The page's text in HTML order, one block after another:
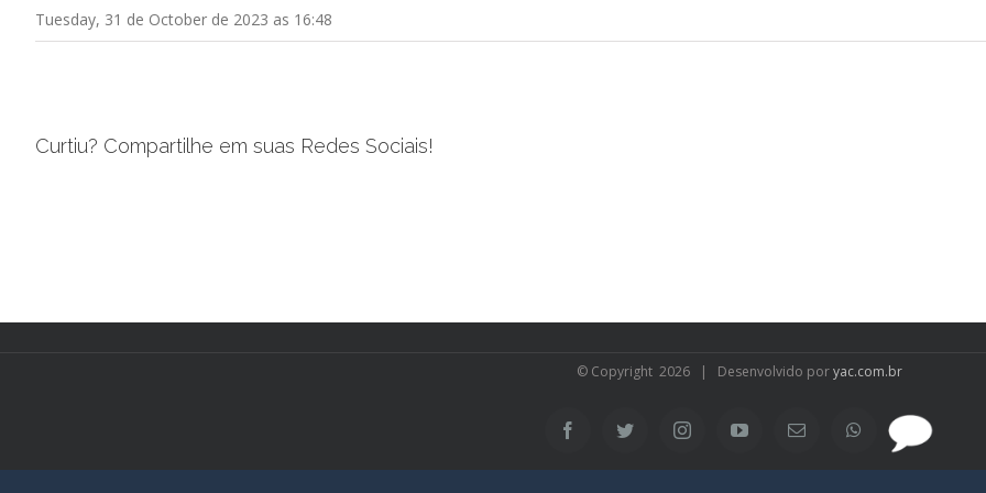
Tuesday, 31 de October de 2023 as 16:48
Curtiu? Compartilhe em suas Redes Sociais!
© Copyright 2026 | Desenvolvido poryac.com.br
FacebookTwitter InstagramYouTubeEmail WhatsApp
SAC